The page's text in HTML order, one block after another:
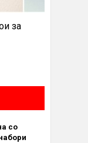
за
со